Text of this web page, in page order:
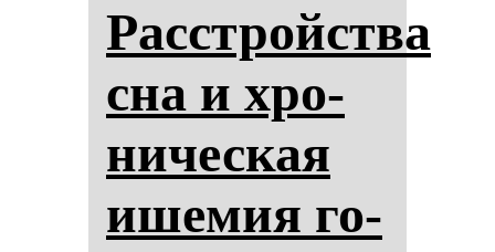
Расстройства
сна и хро­
ни­чес­кая
ише­мия го­